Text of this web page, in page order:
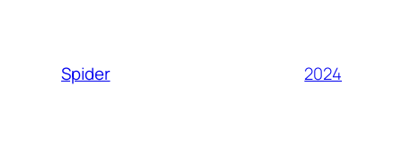
Spider 2024